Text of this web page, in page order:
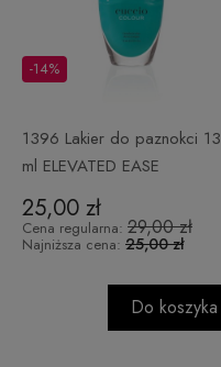
1396 Lakier do paznokci 13
ml ELEVATED EASE
25,00 zł
-14%
Cena regularna: 29,00 zł
Najniższa cena: 25,00 zł
Do koszyka